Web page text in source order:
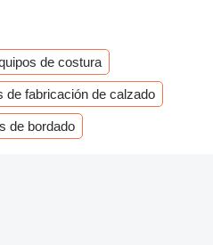
de costura
de fabricación de calzado
de bordado